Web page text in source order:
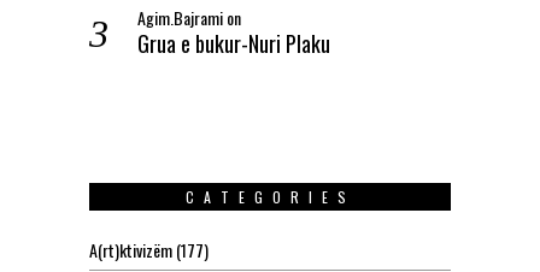
Agim.Bajramion
Grua e bukur-Nuri Plaku
CATEGORIES
A(rt)ktivizëm(177)